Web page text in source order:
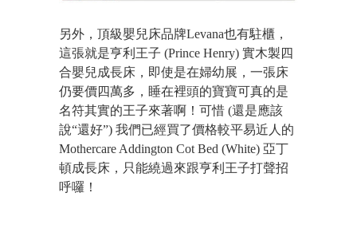
另外，頂級嬰兒床品牌Levana也有駐櫃，
這張就是亨利王子 (Prince Henry) 實木製四
合嬰兒成長床，即使是在婦幼展，一張床
仍要價四萬多，睡在裡頭的寶寶可真的是
名符其實的王子來著啊！可惜 (還是應該
說“還好”) 我們已經買了價格較平易近人的
Mothercare Addington Cot Bed (White) 亞丁
頓成長床，只能繞過來跟亨利王子打聲招
呼囉！